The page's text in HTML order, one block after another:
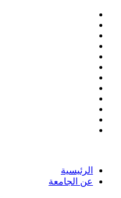
الرئيسية
عن الجامعة